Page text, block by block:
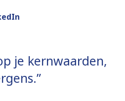
je kernwaarden,